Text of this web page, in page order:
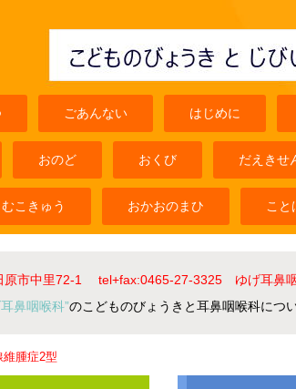
市中里72-1 tel+fax:0465-27-3325 ゆげ耳
鼻咽喉科”のこどものびょうきと耳鼻咽喉科につ
ごあんない はじめに
おのど おくび だえきせ
こきゅう おかおのまひ こと
維腫症2型